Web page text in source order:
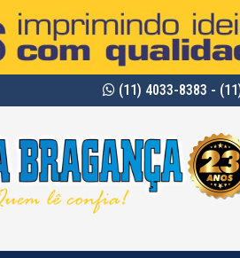
(11) 4033-8383 -